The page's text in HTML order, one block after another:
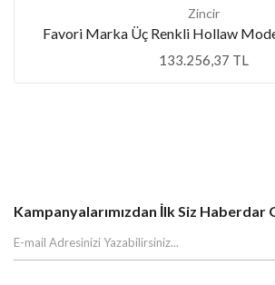
Zincir
Favori Marka Üç Renkli Hollaw
133.256,37 TL
Kampanyalarımızdan İlk Siz Haberdar